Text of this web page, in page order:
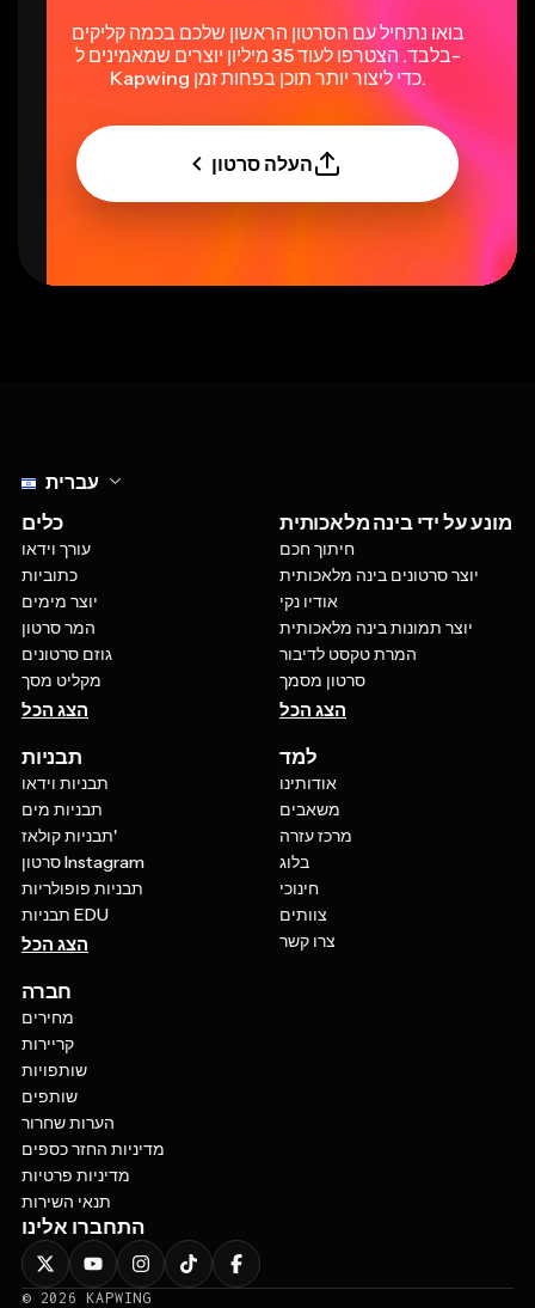
בואו נתחיל עם הסרטון הראשון שלכם בכמה קליקים
בלבד. הצטרפו לעוד 35 מיליון יוצרים שמאמינים ל-
Kapwing כדי ליצור יותר תוכן בפחות זמן.
העלה סרטון
עברית
כלים
עורך וידאו
כתוביות
יוצר מימים
המר סרטון
גוזם סרטונים
מקליט מסך
הצג הכל
מונע על ידי בינה מלאכותית
חיתוך חכם
יוצר סרטונים בינה מלאכותית
אודיו נקי
יוצר תמונות בינה מלאכותית
המרת טקסט לדיבור
סרטון מסמך
הצג הכל
תבניות
תבניות וידאו
תבניות מים
תבניות קולאז'
סרטון Instagram
תבניות פופולריות
תבניות EDU
הצג הכל
למד
אודותינו
משאבים
מרכז עזרה
בלוג
חינוכי
צוותים
צרו קשר
חברה
מחירים
קריירות
שותפויות
שותפים
הערות שחרור
מדיניות החזר כספים
מדיניות פרטיות
תנאי השירות
התחברו אלינו
© 2026
KAPWING